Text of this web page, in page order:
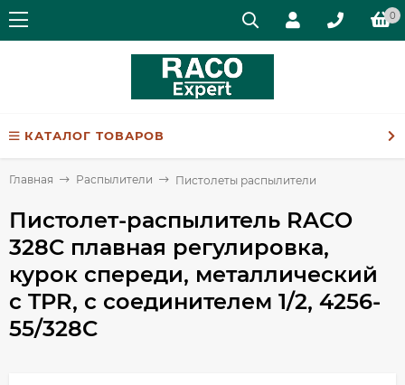
0
КАТАЛОГ ТОВАРОВ
Главная Распылители Пистолеты распылители
Пистолет-распылитель RACO
328C плавная регулировка,
курок спереди, металлический
с TPR, с соединителем 1/2, 4256-
55/328C